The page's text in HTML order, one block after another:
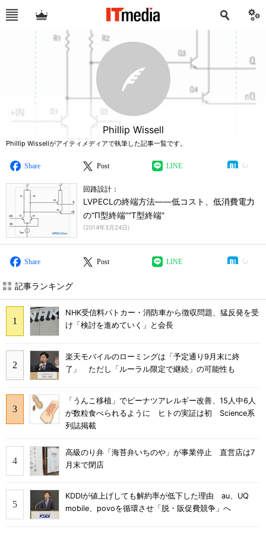
Phillip Wissell
Phillip Wissellがアイティメディアで執筆した記事一覧です。
Share Post LINE
回路設計：
LVPECLの終端方法――低コスト、低消費電力
の“Π型終端”“T型終端”
(2014年3月24日)
Share Post LINE
記事ランキング
NHK受信料パトカー・消防車から徴収問題、猛反発を受
け「検討を進めていく」と会長
楽天モバイルのローミングは「予定通り9月末に終
了」 ただし「ルーラル限定で継続」の可能性も
「うんこ移植」でピーナツアレルギー改善、15人中6人
が数粒食べられるように ヒトの実証は初 Science系
列誌掲載
高級のり弁「海苔弁いちのや」が事業停止 直営店は7
月末で閉店
KDDIが値上げしても解約率が低下した理由 au、UQ
mobile、povoを循環させ「脱・販促費競争」へ